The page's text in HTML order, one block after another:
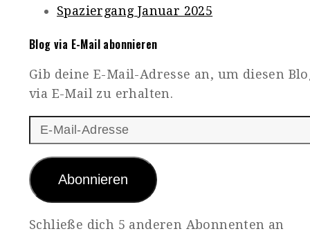
Spaziergang Januar 2025
Blog via E-Mail abonnieren
Gib deine E-Mail-Adresse an, um diesen
via E-Mail zu erhalten.
E-
Mail-
Adresse
Abonnieren
Schließe dich 5 anderen Abonnenten an